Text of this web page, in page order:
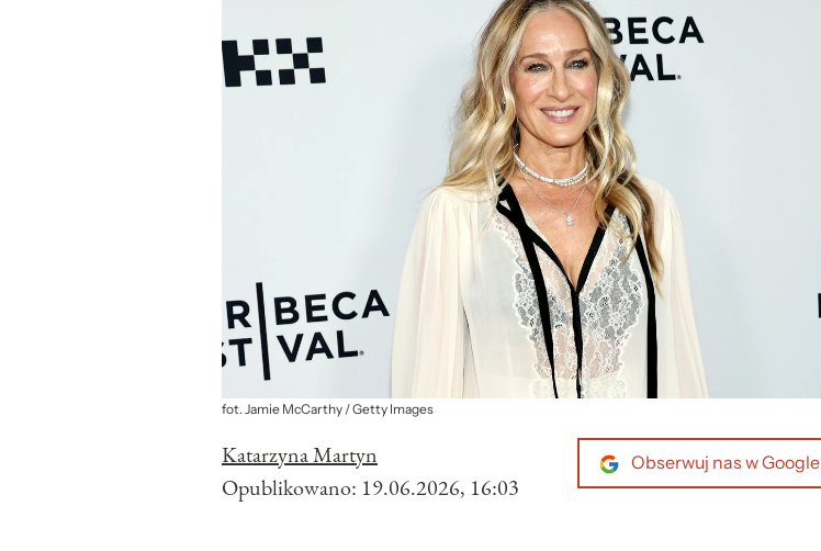
fot. Jamie McCarthy / Getty Images
Katarzyna Martyn
Opublikowano: 19.06.2026, 16:03
Obserwuj nas w Google